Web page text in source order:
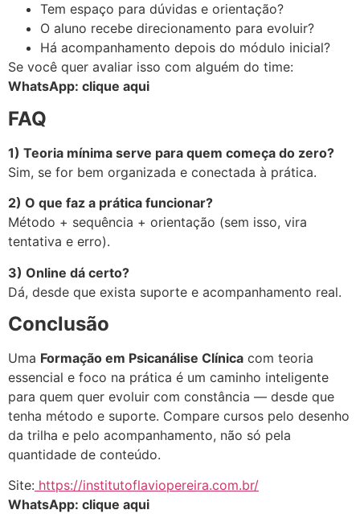
Tem espaço para dúvidas e orientação?
O aluno recebe direcionamento para evoluir?
Há acompanhamento depois do módulo inicial?
Se você quer avaliar isso com alguém do time:
WhatsApp: clique aqui
FAQ
1) Teoria mínima serve para quem começa do zero?
Sim, se for bem organizada e conectada à prática.
2) O que faz a prática funcionar?
Método + sequência + orientação (sem isso, vira
tentativa e erro).
3) Online dá certo?
Dá, desde que exista suporte e acompanhamento real.
Conclusão
Uma Formação em Psicanálise Clínica com teoria
essencial e foco na prática é um caminho inteligente
para quem quer evoluir com constância — desde que
tenha método e suporte. Compare cursos pelo desenho
da trilha e pelo acompanhamento, não só pela
quantidade de conteúdo.
Site: https://institutoflaviopereira.com.br/
WhatsApp: clique aqui